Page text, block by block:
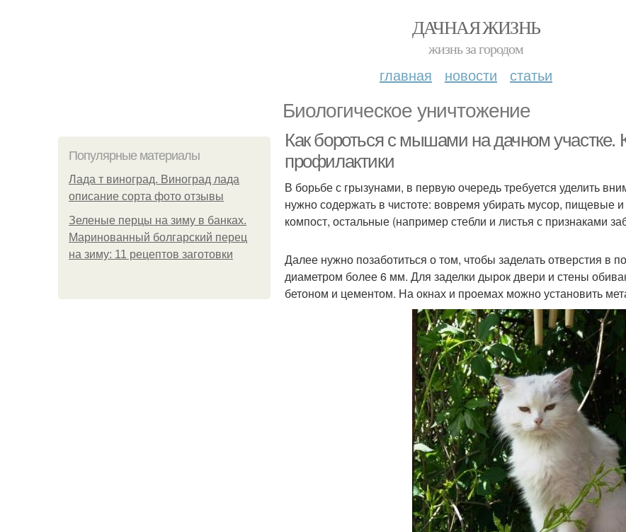
ДАЧНАЯ ЖИЗНЬ
жизнь за городом
главная новости статьи
Биологическое уничтожение
Популярные материалы
Лада т виноград. Виноград лада
описание сорта фото отзывы
Зеленые перцы на зиму в банках.
Маринованный болгарский перец
на зиму: 11 рецептов заготовки
Как бороться с мышами на дачном участке.
профилактики
В борьбе с грызунами, в первую очередь требуется уделить
нужно содержать в чистоте: вовремя убирать мусор, пищевые
компост, остальные (например стебли и листья с признаками
Далее нужно позаботиться о том, чтобы заделать отверстия в
диаметром более 6 мм. Для заделки дырок двери и стены
бетоном и цементом. На окнах и проемах можно установить